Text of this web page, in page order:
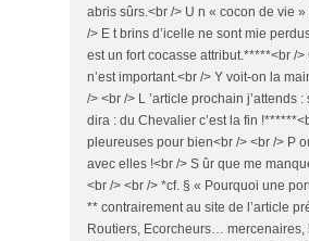
abris sûrs.<br /> U n « cocon de vie
/> E t brins d’icelle ne sont mie
est un fort cocasse attribut.*****<br /
n’est important.<br /> Y voit-on la
/> <br /> L ’article prochain j’attends
dira : du Chevalier c’est la fin
pleureuses pour bien<br /> <br /> P
avec elles !<br /> S ûr que me
<br /> <br /> *cf. § « Pourquoi une
** contrairement au site de l’article
Routiers, Ecorcheurs… mercenaires,